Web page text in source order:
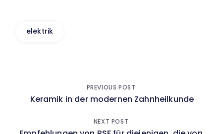
elektrik
Beitragsnavigation
PREVIOUS POST
Keramik in der modernen Zahnheilkunde
NEXT POST